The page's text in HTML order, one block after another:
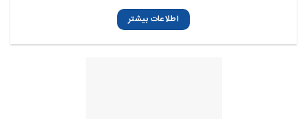
اطلاعات بیشتر